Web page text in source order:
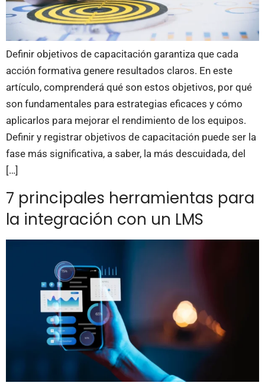
Definir objetivos de capacitación garantiza que cada
acción formativa genere resultados claros. En este
artículo, comprenderá qué son estos objetivos, por qué
son fundamentales para estrategias eficaces y cómo
aplicarlos para mejorar el rendimiento de los equipos.
Definir y registrar objetivos de capacitación puede ser la
fase más significativa, a saber, la más descuidada, del
[…]
7 principales herramientas para
la integración con un LMS